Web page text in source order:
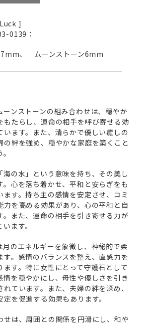
]
0139：
7mm、 ムーンストーン6mm
ーンストーンの組み合わせは、穏やか
もたらし、運命の相手を呼び寄せる効
います。また、清らかで優しい癒しの
の絆を強め、穏やかな家庭を築くこと
海の水」という意味を持ち、その美し
。心を落ち着かせ、平和と安らぎをも
ます。持ち主の感情を安定させ、コミ
力を高める効果があり、心の平和と自
。また、運命の相手を引き寄せる力が
ます。
月のエネルギーを象徴し、神秘的で柔
す。感情のバランスを整え、直感力を
ます。特に女性にとって守護石として
情を穏やかにし、母性や優しさを引き
ています。また、夫婦の絆を深め、
を促進する効果もあります。
せは、周囲との関係を円滑にし、和や